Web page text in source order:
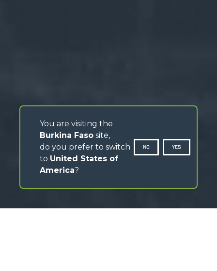
You are visiting the
Burkina Faso site,
do you prefer to switch
to United States of
America?
NO YES